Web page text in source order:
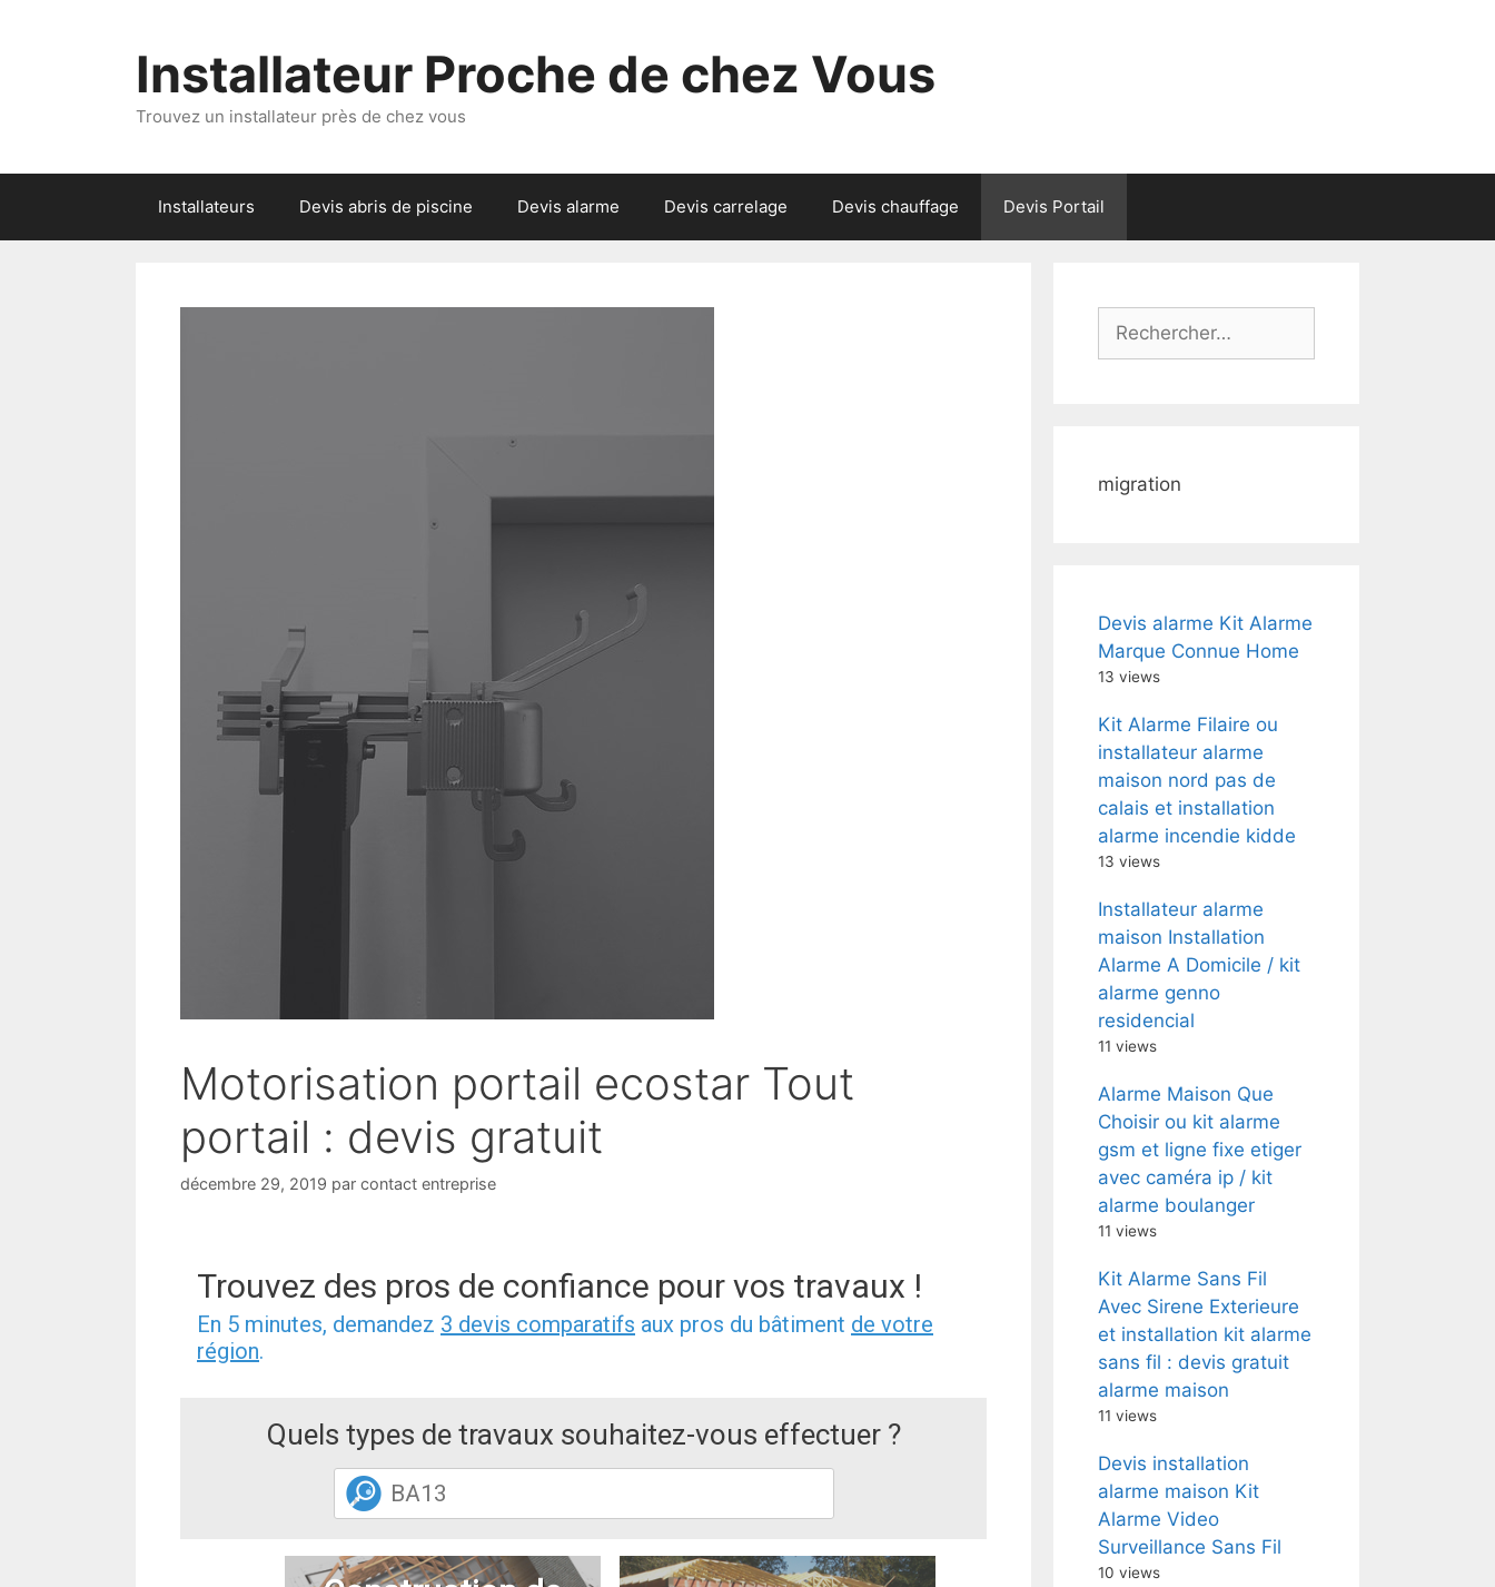
Installateur Proche de chez Vous
Trouvez un installateur près de chez vous
Installateurs Devis abris de piscine Devis alarme Devis carrelage Devis chauffage Devis Portail
Motorisation portail ecostar Tout
portail : devis gratuit
décembre 29, 2019 par contact entreprise
Trouvez des pros de confiance pour vos travaux !
En 5 minutes, demandez 3 devis comparatifs aux pros du bâtiment de votre
région.
Quels types de travaux souhaitez-vous effectuer ?
Rechercher :
migration
Devis alarme Kit Alarme
Marque Connue Home
13 views
Kit Alarme Filaire ou
installateur alarme
maison nord pas de
calais et installation
alarme incendie kidde
13 views
Installateur alarme
maison Installation
Alarme A Domicile / kit
alarme genno
residencial
11 views
Alarme Maison Que
Choisir ou kit alarme
gsm et ligne fixe etiger
avec caméra ip / kit
alarme boulanger
11 views
Kit Alarme Sans Fil
Avec Sirene Exterieure
et installation kit alarme
sans fil : devis gratuit
alarme maison
11 views
Devis installation
alarme maison Kit
Alarme Video
Surveillance Sans Fil
10 views